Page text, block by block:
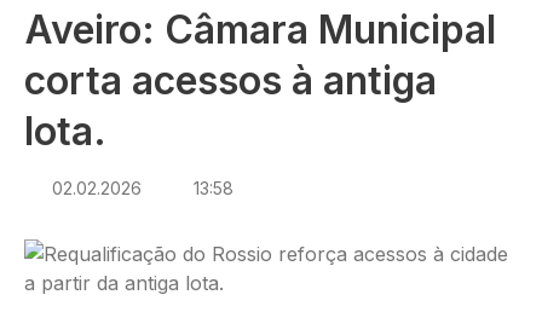
Aveiro: Câmara Municipal
corta acessos à antiga
lota.
02.02.2026 13:58
Imagem